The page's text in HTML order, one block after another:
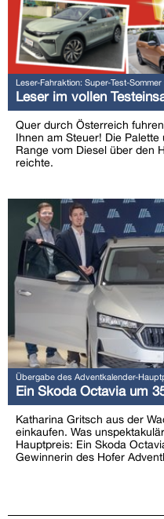
Leser-Fahraktion: Super-Test-Sommer
Leser im vollen
Quer durch Österreich
Ihnen am Steuer! Die
Range vom Diesel über den
reichte.
Übergabe des Adventkalender-
Ein Skoda Octavia um
Katharina Gritsch aus der
einkaufen. Was
Hauptpreis: Ein Skoda
Gewinnerin des Hofer